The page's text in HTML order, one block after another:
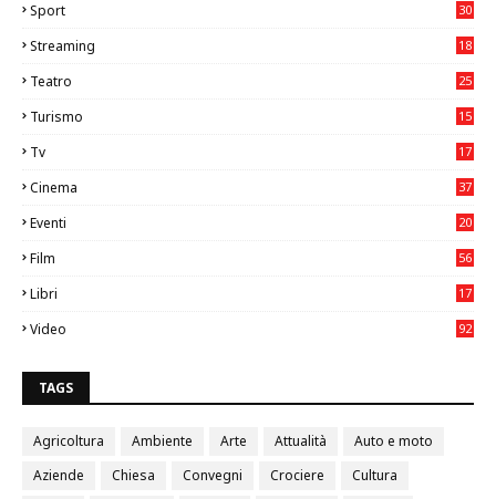
Sport
30
Streaming 18
Teatro
25
Turismo
15
Tv
17
Cinema
37
Eventi
20
Film
56
Libri
17
Video
92
TAGS
Agricoltura Ambiente Arte Attualità
Auto e moto
Aziende
Chiesa Convegni Crociere
Cultura